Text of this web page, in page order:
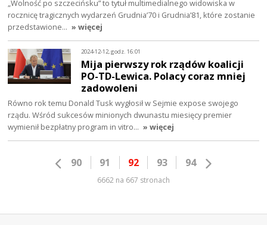
„Wolność po szczecińsku” to tytuł multimedialnego widowiska w
rocznicę tragicznych wydarzeń Grudnia’70 i Grudnia’81, które zostanie
przedstawione… » więcej
2024-12-12, godz. 16:01
Mija pierwszy rok rządów koalicji
PO-TD-Lewica. Polacy coraz mniej
zadowoleni
Równo rok temu Donald Tusk wygłosił w Sejmie expose swojego
rządu. Wśród sukcesów minionych dwunastu miesięcy premier
wymienił bezpłatny program in vitro… » więcej
90 91 92 93 94
6662 na 667 stronach